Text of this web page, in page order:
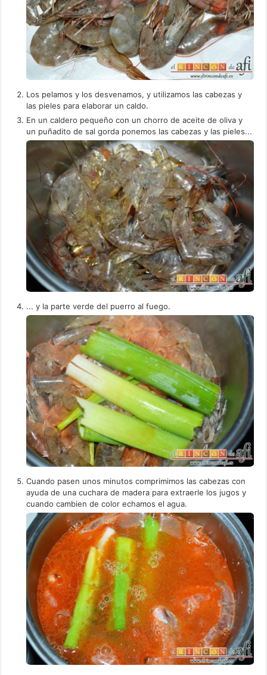
Los pelamos y los desvenamos, y utilizamos las cabezas y
las pieles para elaborar un caldo.
En un caldero pequeño con un chorro de aceite de oliva y
un puñadito de sal gorda ponemos las cabezas y las pieles...
... y la parte verde del puerro al fuego.
Cuando pasen unos minutos comprimimos las cabezas con
ayuda de una cuchara de madera para extraerle los jugos y
cuando cambien de color echamos el agua.